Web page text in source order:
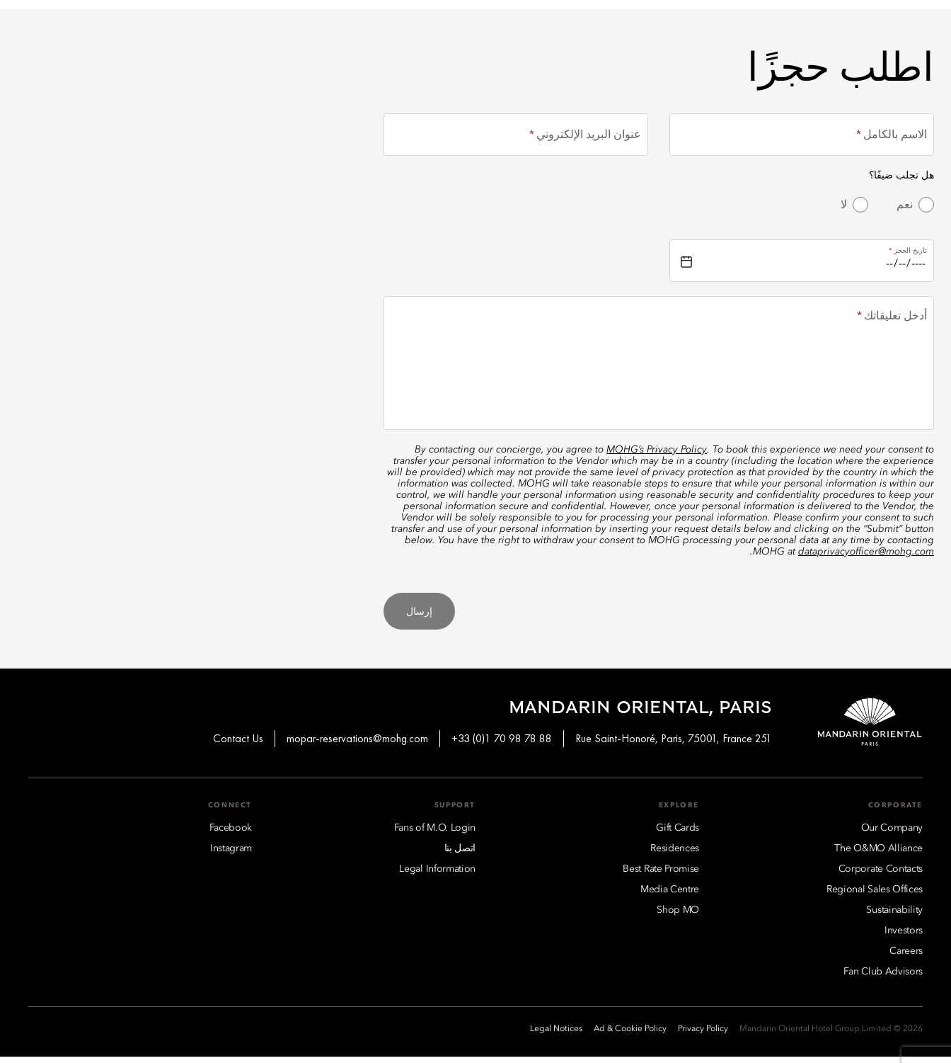
اطلب حجزًا
اطلب حجزًا
الاسم بالكامل عنوان البريد الإلكتروني
هل تجلب ضيفًا؟
نعم لا
تاريخ الحجز
أدخل تعليقاتك
By contacting our concierge, you agree to MOHG’s Privacy Policy. To book this experience we need your consent to
transfer your personal information to the Vendor which may be in a country (including the location where the experience
will be provided) which may not provide the same level of privacy protection as that provided by the country in which the
information was collected. MOHG will take reasonable steps to ensure that while your personal information is within our
control, we will handle your personal information using reasonable security and confidentiality procedures to keep your
personal information secure and confidential. However, once your personal information is delivered to the Vendor, the
Vendor will be solely responsible to you for processing your personal information. Please confirm your consent to such
transfer and use of your personal information by inserting your request details below and clicking on the “Submit” button
below. You have the right to withdraw your consent to MOHG processing your personal data at any time by contacting
MOHG at dataprivacyofficer@mohg.com
.
إرسال
MANDARIN ORIENTAL, PARIS
251 Rue Saint-Honoré, Paris, 75001, France
+33 (0)1 70 98 78 88
mopar-reservations@mohg.com
Contact Us
CORPORATE
Our Company
The O&MO Alliance
Corporate Contacts
Regional Sales Offices
Sustainability
Investors
Careers
Fan Club Advisors
EXPLORE
Gift Cards
Residences
Best Rate Promise
Media Centre
Shop MO
SUPPORT
Fans of M.O. Login
اتصل بنا
Legal Information
CONNECT
Facebook
Instagram
2026 © Mandarin Oriental Hotel Group Limited
Privacy Policy
Ad & Cookie Policy
Legal Notices